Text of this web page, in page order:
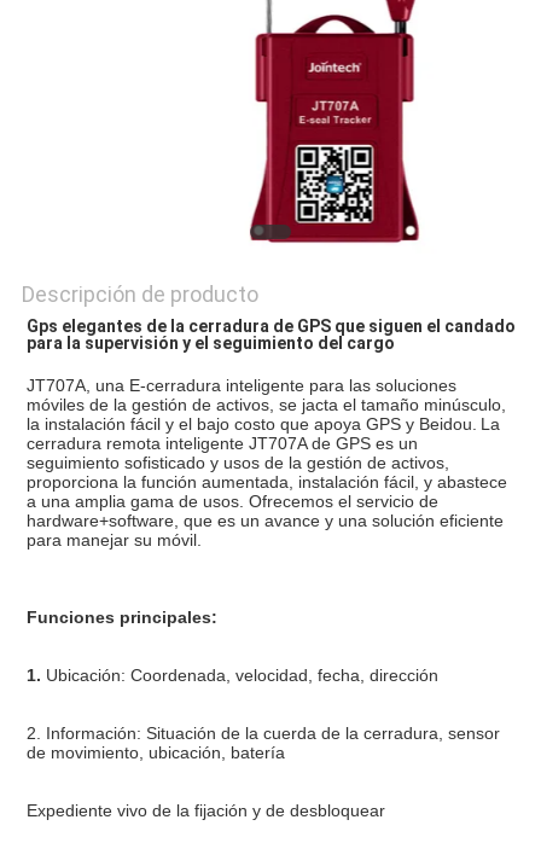
Descripción de producto
Gps elegantes de la cerradura de GPS que siguen el candado
para la supervisión y el seguimiento del cargo
JT707A, una E-cerradura inteligente para las soluciones
móviles de la gestión de activos, se jacta el tamaño minúsculo,
la instalación fácil y el bajo costo que apoya GPS y Beidou. La
cerradura remota inteligente JT707A de GPS es un
seguimiento sofisticado y usos de la gestión de activos,
proporciona la función aumentada, instalación fácil, y abastece
a una amplia gama de usos. Ofrecemos el servicio de
hardware+software, que es un avance y una solución eficiente
para manejar su móvil.
Funciones principales:
1. Ubicación: Coordenada, velocidad, fecha, dirección
2. Información: Situación de la cuerda de la cerradura, sensor
de movimiento, ubicación, batería
Expediente vivo de la fijación y de desbloquear